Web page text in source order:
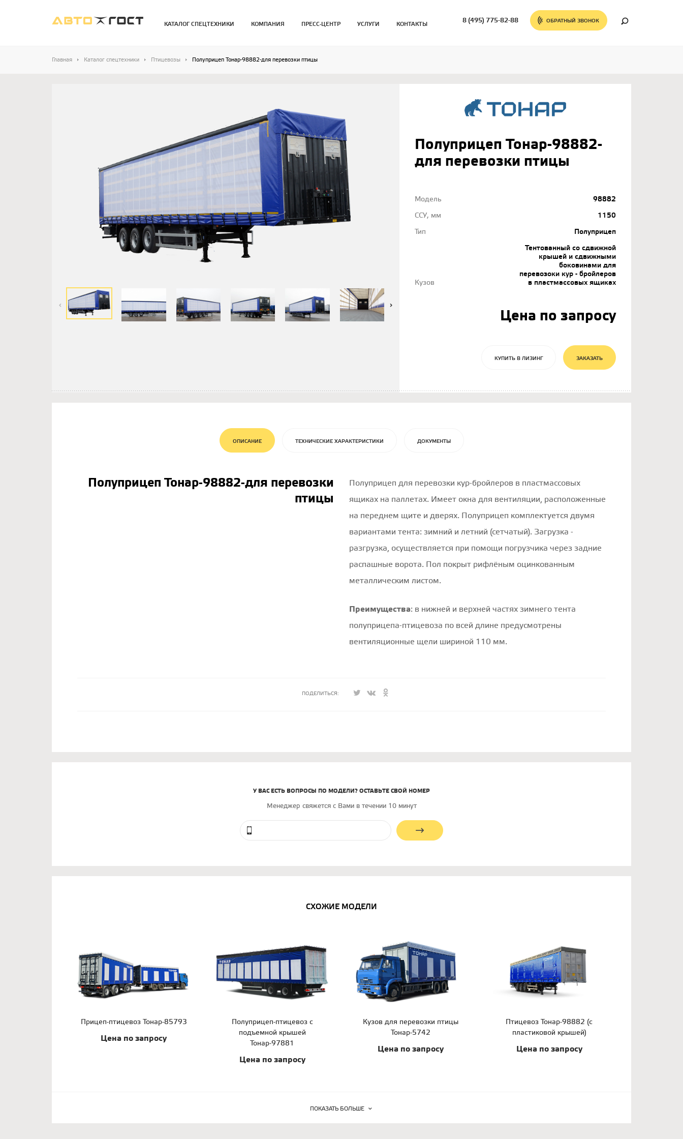
КАТАЛОГ СПЕЦТЕХНИКИ КОМПАНИЯ ПРЕСС-ЦЕНТР УСЛУГИ КОНТАКТЫ 8 (495) 775-82-88 ОБРАТНЫЙ ЗВОНОК
Главная Каталог спецтехники Птицевозы Полуприцеп Тонар-98882-для перевозки птицы
Полуприцеп Тонар-98882-
для перевозки птицы
Модель
98882
ССУ, мм
1150
Тип
Полуприцеп
Кузов
Тентованный со сдвижной
крышей и сдвижными
боковинами для
перевозоки кур - бройлеров
в пластмассовых ящиках
Цена по запросу
КУПИТЬ В ЛИЗИНГ ЗАКАЗАТЬ
ОПИСАНИЕ ТЕХНИЧЕСКИЕ ХАРАКТЕРИСТИКИ ДОКУМЕНТЫ
Полуприцеп Тонар-98882-для перевозки
птицы
Полуприцеп для перевозки кур-бройлеров в пластмассовых
ящиках на паллетах. Имеет окна для вентиляции, расположенные
на переднем щите и дверях. Полуприцеп комплектуется двумя
вариантами тента: зимний и летний (сетчатый). Загрузка -
разгрузка, осуществляется при помощи погрузчика через задние
распашные ворота. Пол покрыт рифлёным оцинкованным
металлическим листом.
Преимущества: в нижней и верхней частях зимнего тента
полуприцепа-птицевоза по всей длине предусмотрены
вентиляционные щели шириной 110 мм.
ПОДЕЛИТЬСЯ:
У ВАС ЕСТЬ ВОПРОСЫ ПО МОДЕЛИ? ОСТАВЬТЕ СВОЙ НОМЕР
Менеджер свяжется с Вами в течении 10 минут
СХОЖИЕ МОДЕЛИ
Прицеп-птицевоз Тонар-85793
Цена по запросу
Полуприцеп-птицевоз с
подъемной крышей
Тонар-97881
Цена по запросу
Кузов для перевозки птицы
Тонар-5742
Цена по запросу
Птицевоз Тонар-98882 (с
пластиковой крышей)
Цена по запросу
ПОКАЗАТЬ БОЛЬШЕ